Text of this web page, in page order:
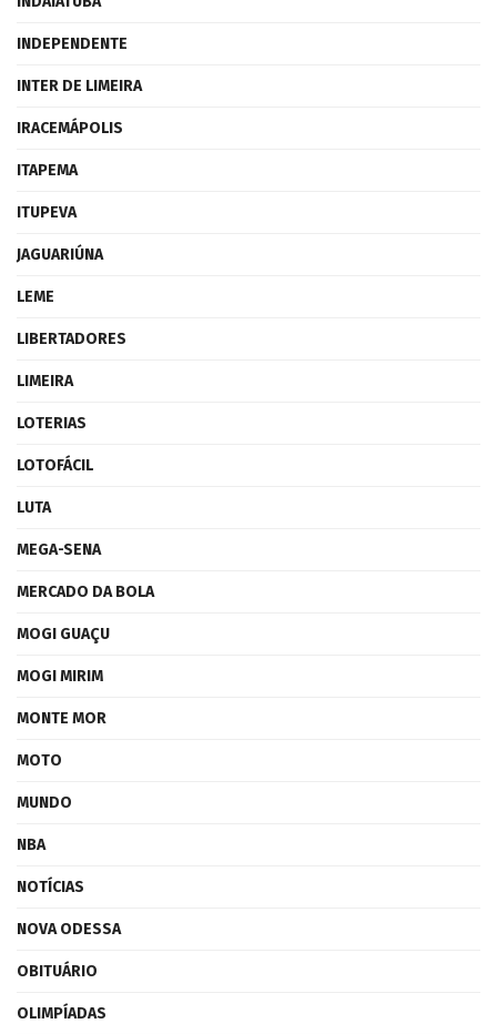
INDEPENDENTE
INTER DE LIMEIRA
IRACEMÁPOLIS
ITAPEMA
ITUPEVA
JAGUARIÚNA
LEME
LIBERTADORES
LIMEIRA
LOTERIAS
LOTOFÁCIL
LUTA
MEGA-SENA
MERCADO DA BOLA
MOGI GUAÇU
MOGI MIRIM
MONTE MOR
MOTO
MUNDO
NBA
NOTÍCIAS
NOVA ODESSA
OBITUÁRIO
OLIMPÍADAS